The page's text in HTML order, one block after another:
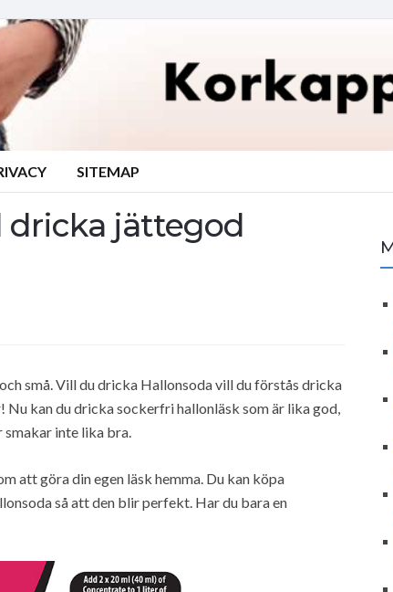
SITEMAP
dricka jättegod
små. Vill du dricka Hallonsoda vill du förstås dricka
Nu kan du dricka sockerfri hallonläsk som är lika god,
smakar inte lika bra.
att göra din egen läsk hemma. Du kan köpa
så att den blir perfekt. Har du bara en